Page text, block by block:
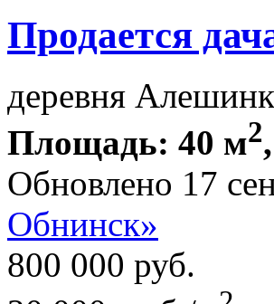
Продается
деревня
Площадь: 40 м2
Обновлено 17
Обнинск»
800 000 руб.